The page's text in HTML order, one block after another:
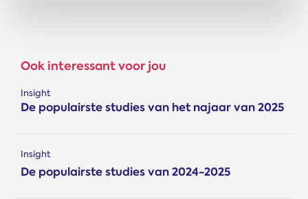
Ook interessant voor jou
Insight
De populairste studies van het najaar van 2025
Insight
De populairste studies van 2024-2025